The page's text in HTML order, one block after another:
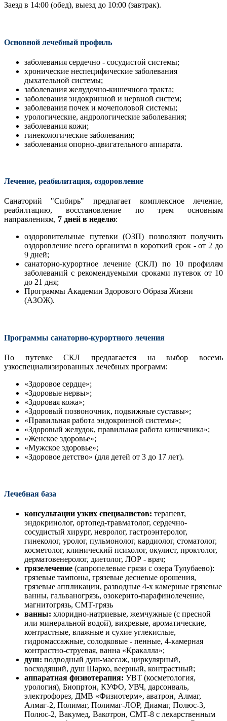
Заезд в 14:00 (обед), выезд до 10:00 (завтрак).
Основной лечебный профиль
заболевания сердечно - сосудистой системы;
хронические неспецифические заболевания
дыхательной системы;
заболевания желудочно-кишечного тракта;
заболевания эндокринной и нервной систем;
заболевания почек и мочеполовой системы;
урологические, андрологические заболевания;
заболевания кожи;
гинекологические заболевания;
заболевания опорно-двигательного аппарата.
Лечение, реабилитация, оздоровление
Санаторий "Сибирь" предлагает комплексное лечение,
реабилтацию, восстановление по трем основным
направлениям, 7 дней в неделю:
оздоровительные путевки (ОЗП) позволяют получить
оздоровление всего организма в короткий срок - от 2 до
9 дней;
санаторно-курортное лечение (СКЛ) по 10 профилям
заболеваний с рекомендуемыми сроками путевок от 10
до 21 дня;
Программы Академии Здорового Образа Жизни
(АЗОЖ).
Программы санаторно-курортного лечения
По путевке СКЛ предлагается на выбор восемь
узкоспециализированных лечебных программ:
«Здоровое сердце»;
«Здоровые нервы»;
«Здоровая кожа»;
«Здоровый позвоночник, подвижные суставы»;
«Правильная работа эндокринной системы»;
«Здоровый желудок, правильная работа кишечника»;
«Женское здоровье»;
«Мужское здоровье»;
«Здоровое детство» (для детей от 3 до 17 лет).
Лечебная база
консультации узких специалистов: терапевт,
эндокринолог, ортопед-травматолог, сердечно-
сосудистый хирург, невролог, гастроэнтеролог,
гинеколог, уролог, пульмонолог, кардиолог, стоматолог,
косметолог, клинический психолог, окулист, проктолог,
дерматовенеролог, диетолог, ЛОР - врач;
грязелечение (сапропелевые грязи с озера Тулубаево):
грязевые тампоны, грязевые десневые орошения,
грязевые аппликации, разводные 4-х камерные грязевые
ванны, гальваногрязь, озокерито-парафинолечение,
магнитогрязь, СМТ-грязь
ванны: хлоридно-натриевые, жемчужные (с пресной
или минеральной водой), вихревые, ароматические,
контрастные, влажные и сухие углекислые,
гидромассажные, солодковые - пенные, 4-камерная
контрастно-струевая, ванна «Кракалла»;
душ: подводный душ-массаж, циркулярный,
восходящий, душ Шарко, веерный, контрастный;
аппаратная физиотерапия: УВТ (косметология,
урология), Биопртон, КУФО, УВЧ, дарсонваль,
электрофорез, ДМВ «Физиотерм», аватрон, Алмаг,
Алмаг-2, Полимаг, Полимаг-ЛОР, Диамаг, Полюс-3,
Полюс-2, Вакумед, Вакотрон, СМТ-8 с лекарственным